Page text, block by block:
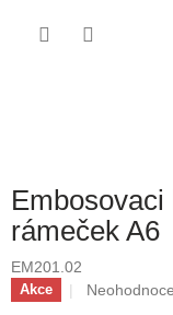
rámeček A6
EM201.02
Akce Průměrné